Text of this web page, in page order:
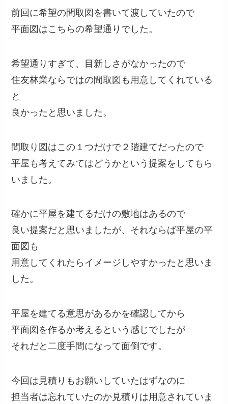
前回に希望の間取図を書いて渡していたので
平面図はこちらの希望通りでした。
希望通りすぎて、目新しさがなかったので
住友林業ならではの間取図も用意してくれている
と
良かったと思いました。
間取り図はこの１つだけで２階建てだったので
平屋も考えてみてはどうかという提案をしてもら
いました。
確かに平屋を建てるだけの敷地はあるので
良い提案だと思いましたが、それならば平屋の平
面図も
用意してくれたらイメージしやすかったと思いま
した。
平屋を建てる意思があるかを確認してから
平面図を作るか考えるという感じでしたが
それだと二度手間になって面倒です。
今回は見積りもお願いしていたはずなのに
担当者は忘れていたのか見積りは用意されていま